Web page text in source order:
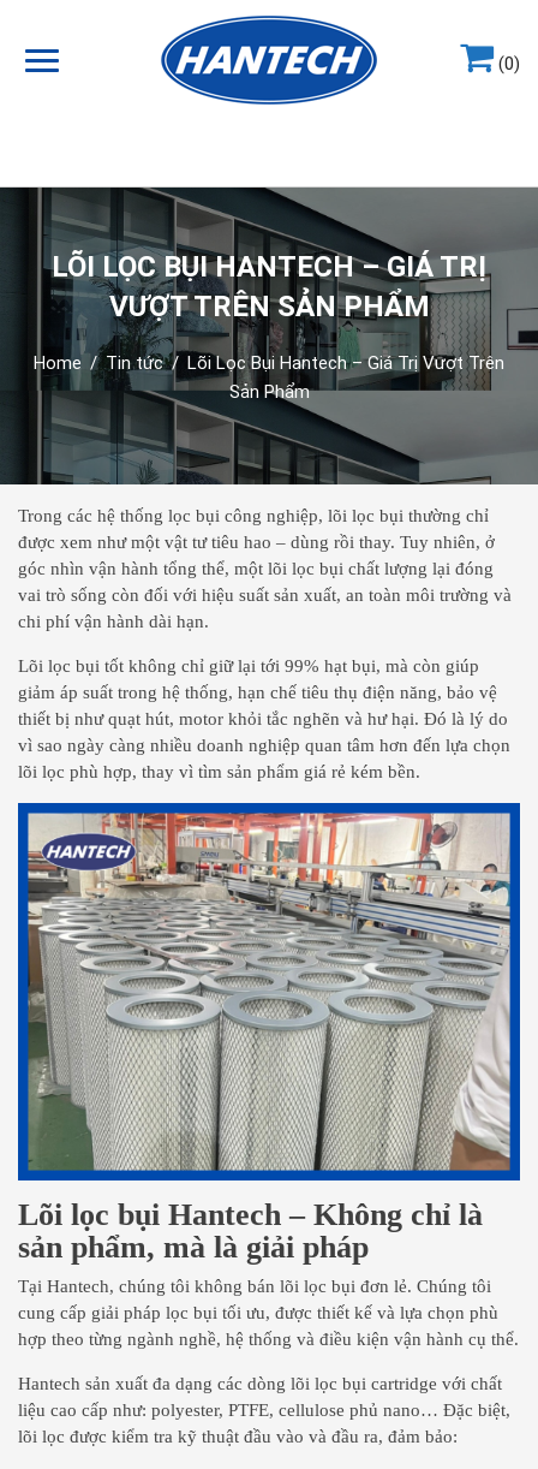
(0)
LÕI LỌC BỤI HANTECH – GIÁ TRỊ
VƯỢT TRÊN SẢN PHẨM
Home / Tin tức / Lõi Lọc Bụi Hantech – Giá Trị Vượt Trên
Sản Phẩm
Trong các hệ thống lọc bụi công nghiệp, lõi lọc bụi thường chỉ
được xem như một vật tư tiêu hao – dùng rồi thay. Tuy nhiên, ở
góc nhìn vận hành tổng thể, một lõi lọc bụi chất lượng lại đóng
vai trò sống còn đối với hiệu suất sản xuất, an toàn môi trường và
chi phí vận hành dài hạn.
Lõi lọc bụi tốt không chỉ giữ lại tới 99% hạt bụi, mà còn giúp
giảm áp suất trong hệ thống, hạn chế tiêu thụ điện năng, bảo vệ
thiết bị như quạt hút, motor khỏi tắc nghẽn và hư hại. Đó là lý do
vì sao ngày càng nhiều doanh nghiệp quan tâm hơn đến lựa chọn
lõi lọc phù hợp, thay vì tìm sản phẩm giá rẻ kém bền.
Lõi lọc bụi Hantech – Không chỉ là
sản phẩm, mà là giải pháp
Tại Hantech, chúng tôi không bán lõi lọc bụi đơn lẻ. Chúng tôi
cung cấp giải pháp lọc bụi tối ưu, được thiết kế và lựa chọn phù
hợp theo từng ngành nghề, hệ thống và điều kiện vận hành cụ thể.
Hantech sản xuất đa dạng các dòng lõi lọc bụi cartridge với chất
liệu cao cấp như: polyester, PTFE, cellulose phủ nano… Đặc biệt,
lõi lọc được kiểm tra kỹ thuật đầu vào và đầu ra, đảm bảo: